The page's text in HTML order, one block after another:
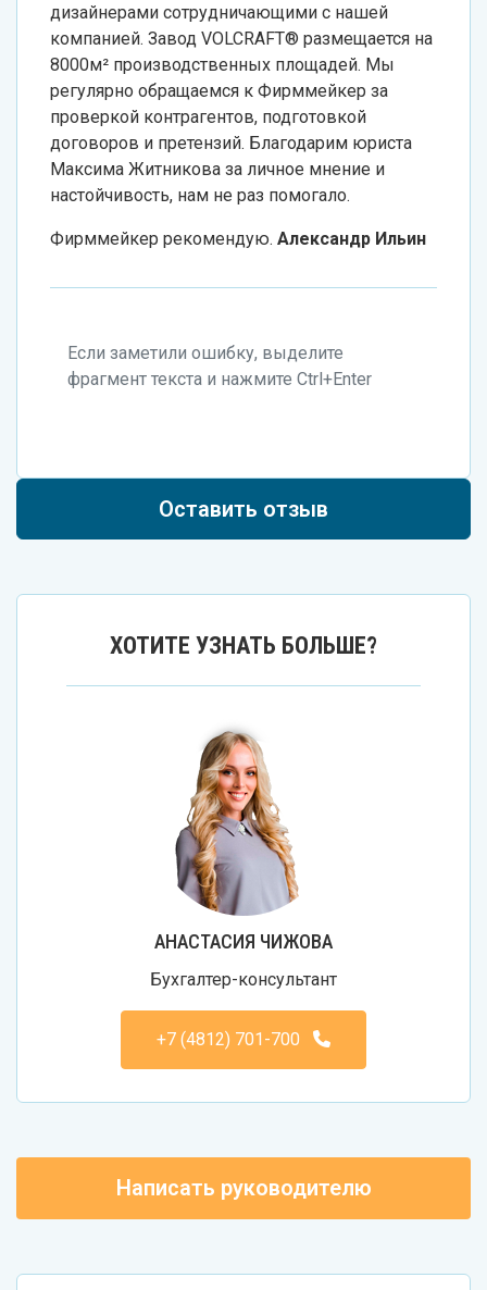
дизайнерами сотрудничающими с нашей
компанией. Завод VOLCRAFT® размещается на
8000м² производственных площадей. Мы
регулярно обращаемся к Фирммейкер за
проверкой контрагентов, подготовкой
договоров и претензий. Благодарим юриста
Максима Житникова за личное мнение и
настойчивость, нам не раз помогало.
Фирммейкер рекомендую. Александр Ильин
Если заметили ошибку, выделите
фрагмент текста и нажмите Ctrl+Enter
Оставить отзыв
ХОТИТЕ УЗНАТЬ БОЛЬШЕ?
АНАСТАСИЯ ЧИЖОВА
Бухгалтер-консультант
+7 (4812) 701-700
Написать руководителю